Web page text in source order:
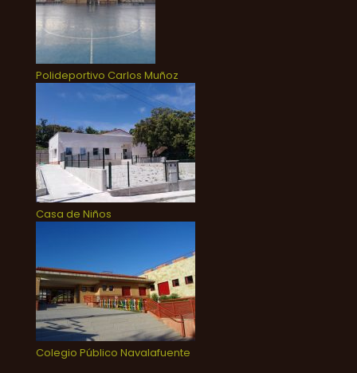
Polideportivo Carlos Muñoz
Casa de Niños
Colegio Público Navalafuente